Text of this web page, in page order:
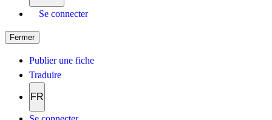
Se connecter
Fermer
Publier une fiche
Traduire
FR